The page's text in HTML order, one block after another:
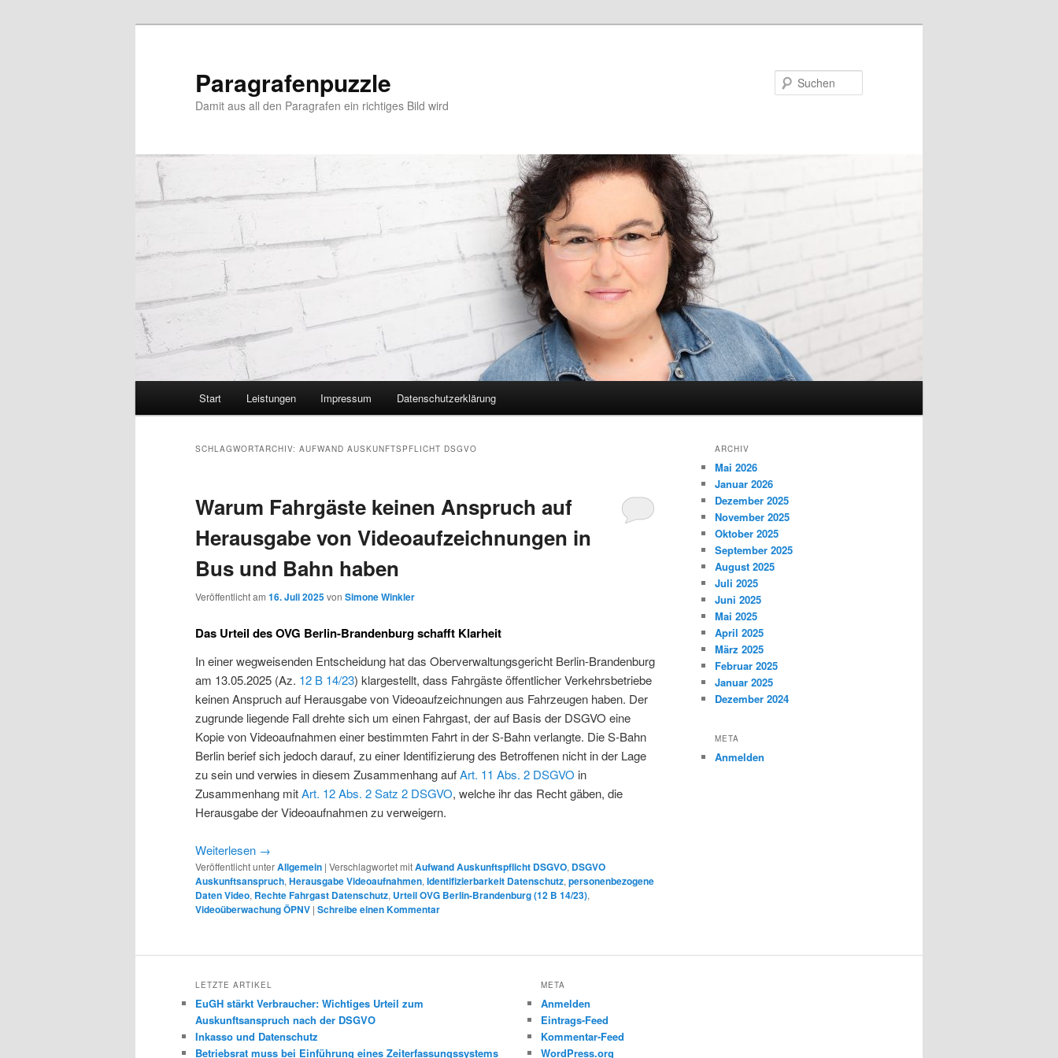
Paragrafenpuzzle
Damit aus all den Paragrafen ein richtiges Bild wird
Start Leistungen Impressum Datenschutzerklärung
SCHLAGWORTARCHIV: AUFWAND AUSKUNFTSPFLICHT DSGVO
Warum Fahrgäste keinen Anspruch auf
Herausgabe von Videoaufzeichnungen in
Bus und Bahn haben
Veröffentlicht am 16. Juli 2025von Simone Winkler
Das Urteil des OVG Berlin-Brandenburg schafft Klarheit
In einer wegweisenden Entscheidung hat das Oberverwaltungsgericht Berlin-Brandenburg
am 13.05.2025 (Az. 12 B 14/23) klargestellt, dass Fahrgäste öffentlicher Verkehrsbetriebe
keinen Anspruch auf Herausgabe von Videoaufzeichnungen aus Fahrzeugen haben. Der
zugrunde liegende Fall drehte sich um einen Fahrgast, der auf Basis der DSGVO eine
Kopie von Videoaufnahmen einer bestimmten Fahrt in der S-Bahn verlangte. Die S-Bahn
Berlin berief sich jedoch darauf, zu einer Identifizierung des Betroffenen nicht in der Lage
zu sein und verwies in diesem Zusammenhang aufArt. 11 Abs. 2 DSGVO in
Zusammenhang mitArt. 12 Abs. 2 Satz 2 DSGVO, welche ihr das Recht gäben, die
Herausgabe der Videoaufnahmen zu verweigern.
Weiterlesen →
Veröffentlicht unterAllgemein | Verschlagwortet mitAufwand Auskunftspflicht DSGVO, DSGVO
Auskunftsanspruch, Herausgabe Videoaufnahmen, Identifizierbarkeit Datenschutz, personenbezogene
Daten Video, Rechte Fahrgast Datenschutz, Urteil OVG Berlin-Brandenburg (12 B 14/23),
Videoüberwachung ÖPNV | Schreibe einen Kommentar
ARCHIV
Mai 2026
Januar 2026
Dezember 2025
November 2025
Oktober 2025
September 2025
August 2025
Juli 2025
Juni 2025
Mai 2025
April 2025
März 2025
Februar 2025
Januar 2025
Dezember 2024
META
Anmelden
LETZTE ARTIKEL
EuGH stärkt Verbraucher: Wichtiges Urteil zum
Auskunftsanspruch nach der DSGVO
Inkasso und Datenschutz
Betriebsrat muss bei Einführung eines Zeiterfassungssystems
META
Anmelden
Eintrags-Feed
Kommentar-Feed
WordPress.org